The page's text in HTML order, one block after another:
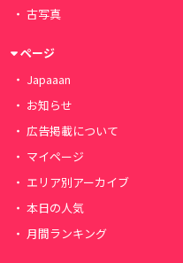
古写真
ページ
Japaaan
お知らせ
広告掲載について
マイページ
エリア別アーカイブ
本日の人気
月間ランキング